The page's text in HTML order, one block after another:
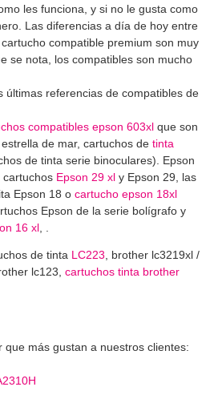
les funciona, y si no le gusta como
Las diferencias a día de hoy entre
compatible premium son muy
se nota, los compatibles son mucho
últimas referencias de compatibles de
compatibles epson 603xl que son
de mar, cartuchos de tinta
de tinta serie binoculares). Epson
cartuchos Epson 29 xl y Epson 29, las
Epson 18 o cartucho epson 18xl
Epson de la serie bolígrafo y
16 xl, .
de tinta LC223 , brother lc3219xl /
lc123, cartuchos tinta brother
que más gustan a nuestros clientes: